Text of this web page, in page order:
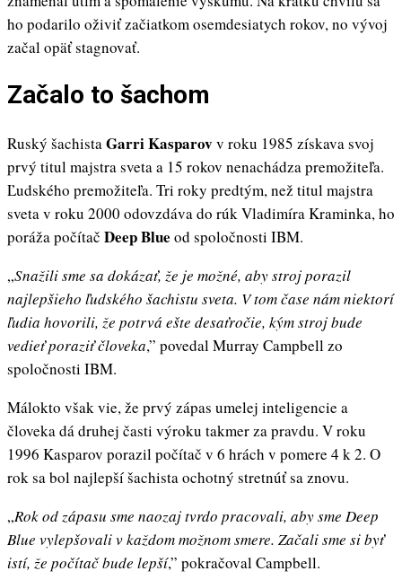
ho podarilo oživiť začiatkom osemdesiatych rokov, no vývoj
začal opäť stagnovať.
Začalo to šachom
Ruský šachistaGarri Kasparovv roku 1985 získava svoj
prvý titul majstra sveta a 15 rokov nenachádza premožiteľa.
Ľudského premožiteľa. Tri roky predtým, než titul majstra
sveta v roku 2000 odovzdáva do rúk Vladimíra Kraminka, ho
poráža počítač Deep Blue od spoločnosti IBM.
„Snažili sme sa dokázať, že je možné, aby stroj porazil
najlepšieho ľudského šachistu sveta. V tom čase nám niektorí
ľudia hovorili, že potrvá ešte desaťročie, kým stroj bude
vedieť poraziť človeka,” povedal Murray Campbell zo
spoločnosti IBM.
Málokto však vie, že prvý zápas umelej inteligencie a
človeka dá druhej časti výroku takmer za pravdu. V roku
1996 Kasparov porazil počítač v 6 hrách v pomere 4 k 2. O
rok sa bol najlepší šachista ochotný stretnúť sa znovu.
„Rok od zápasu sme naozaj tvrdo pracovali, aby sme Deep
Blue vylepšovali v každom možnom smere. Začali sme si byť
istí, že počítač bude lepší,” pokračoval Campbell.